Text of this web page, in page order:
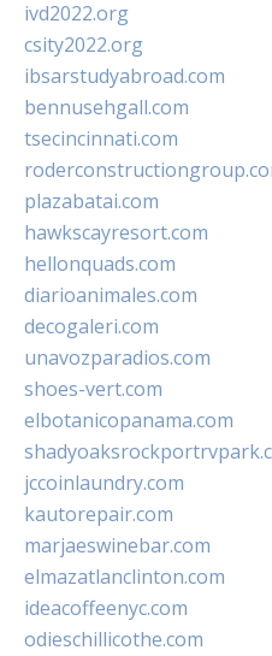
ivd2022.org
csity2022.org
ibsarstudyabroad.com
bennusehgall.com
tsecincinnati.com
plazabatai.com
hawkscayresort.com
hellonquads.com
diarioanimales.com
decogaleri.com
unavozparadios.com
shoes-vert.com
elbotanicopanama.com
jccoinlaundry.com
kautorepair.com
marjaeswinebar.com
elmazatlanclinton.com
ideacoffeenyc.com
odieschillicothe.com